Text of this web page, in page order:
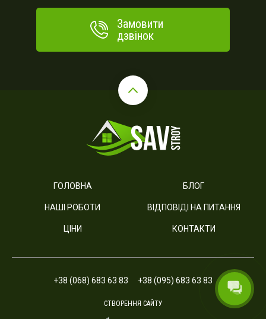
Замовити
дзвінок
ГОЛОВНА
НАШІ РОБОТИ
ЦІНИ
БЛОГ
ВІДПОВІДІ НА ПИТАННЯ
КОНТАКТИ
+38 (068) 683 63 83 +38 (095) 683 63 83
СТВОРЕННЯ САЙТУ